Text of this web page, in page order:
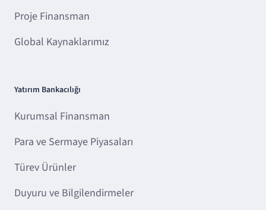
Proje Finansman
Global Kaynaklarımız
Yatırım Bankacılığı
Kurumsal Finansman
Para ve Sermaye Piyasaları
Türev Ürünler
Duyuru ve Bilgilendirmeler